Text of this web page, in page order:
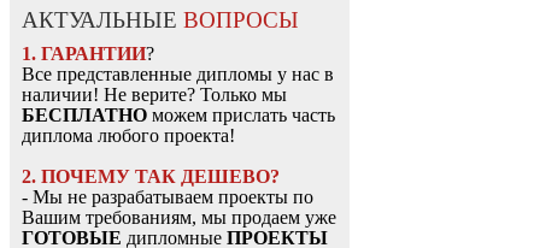
АКТУАЛЬНЫЕ ВОПРОСЫ
1. ГАРАНТИИ?
Все представленные дипломы у нас в
наличии! Не верите? Только мы
БЕСПЛАТНО можем прислать часть
диплома любого проекта!
2. ПОЧЕМУ ТАК ДЕШЕВО?
- Мы не разрабатываем проекты по
Вашим требованиям, мы продаем уже
ГОТОВЫЕ дипломные ПРОЕКТЫ